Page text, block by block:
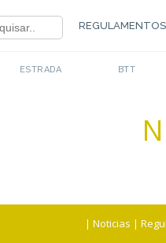
REGULAMENTOS
ESTRADA BTT
| Noticias |